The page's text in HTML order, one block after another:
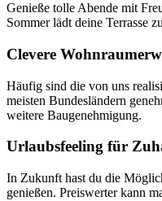
Genieße tolle Abende mit
Sommer lädt deine Terrasse
Clevere
Häufig sind die von uns
meisten Bundesländern
weitere Baugenehmigung.
Urlaubsfeeling für
In Zukunft hast du die
genießen. Preiswerter kann